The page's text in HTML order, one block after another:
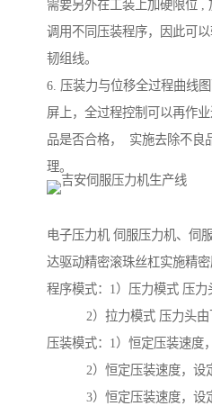
需要另外在工装上加硬限位 ,
调用不同压装程序，因此可
韧组线。
6. 压装力与位移全过程曲线
屏上，全过程控制可以再作
品是否合格， 实施去除不良
理。
电子压力机 伺服压力机、伺
达驱动精密滚珠丝杠实施精密
程序模式：1）压力模式 压力
2）拉力模式 压力头由
压装模式：1）恒定压装速度
2）恒定压装速度，设定
3）恒定压装速度，设定